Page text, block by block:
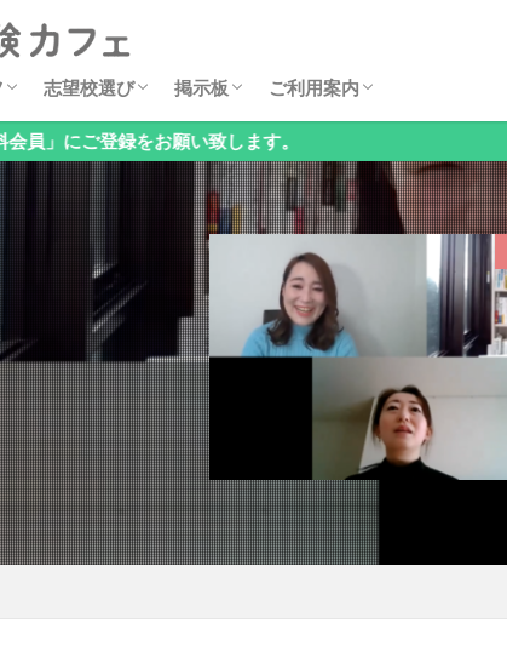
法
ック！基礎の穴見つけ
法
法
貫校の対策
習漫画
志望校選び
過去問分析
中学・高校レポート
掲示板
掲示板パスコード
6年生保護者向け相談会
5年生保護者向け相談会
4年生保護者向け相談会
低学年（3年生以下）保護者向け相談会
お子様向け相談会
「関西・地方受験」保護者向け相談会
「国語」保護者向け相談会
「理科」保護者向け相談会
「公立中高一貫校」保護者向け相談会
「メンタル」保護者向け相談会
「その他」保護者向け相談会
ご利用案内
お申し込み方法・料金
ログイン・お知らせ
会員情報の変更
課金停止と退会の方法
ご利用方法Q&A
ログアウト
願い致します。
法
ック！基礎の穴見つけ
法
法
貫校の対策
習漫画